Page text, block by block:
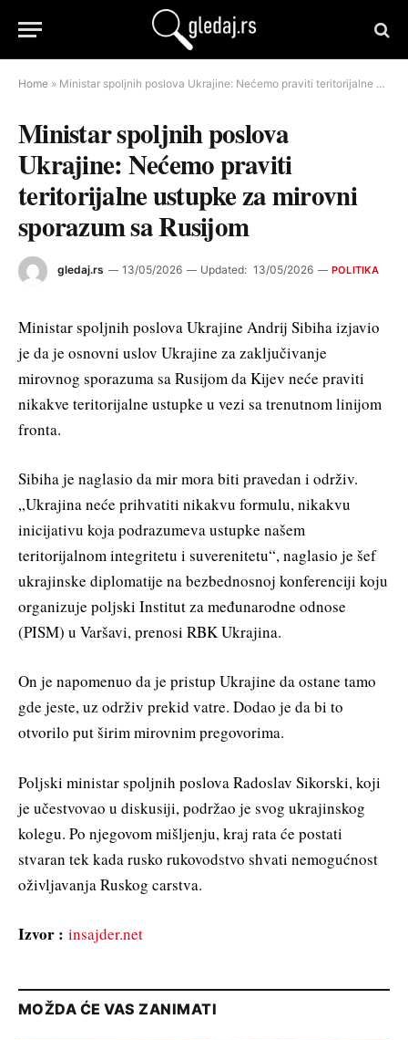
Home » Ministar spoljnih poslova Ukrajine: Nećemo praviti teritorijalne ustupke za mirovni sporazum sa Rusijom
Ministar spoljnih poslova
Ukrajine: Nećemo praviti
teritorijalne ustupke za mirovni
sporazum sa Rusijom
gledaj.rs 13/05/2026 Updated: 13/05/2026 POLITIKA
Ministar spoljnih poslova Ukrajine Andrij Sibiha izjavio
je da je osnovni uslov Ukrajine za zaključivanje
mirovnog sporazuma sa Rusijom da Kijev neće praviti
nikakve teritorijalne ustupke u vezi sa trenutnom linijom
fronta.
Sibiha je naglasio da mir mora biti pravedan i održiv.
„Ukrajina neće prihvatiti nikakvu formulu, nikakvu
inicijativu koja podrazumeva ustupke našem
teritorijalnom integritetu i suverenitetu“, naglasio je šef
ukrajinske diplomatije na bezbednosnoj konferenciji koju
organizuje poljski Institut za međunarodne odnose
(PISM) u Varšavi, prenosi RBK Ukrajina.
On je napomenuo da je pristup Ukrajine da ostane tamo
gde jeste, uz održiv prekid vatre. Dodao je da bi to
otvorilo put širim mirovnim pregovorima.
Poljski ministar spoljnih poslova Radoslav Sikorski, koji
je učestvovao u diskusiji, podržao je svog ukrajinskog
kolegu. Po njegovom mišljenju, kraj rata će postati
stvaran tek kada rusko rukovodstvo shvati nemogućnost
oživljavanja Ruskog carstva.
Izvor : insajder.net
MOŽDA ĆE VAS ZANIMATI